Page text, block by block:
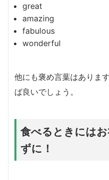
great
amazing
fabulous
wonderful
他にも褒め言葉はありま
ば良いでしょう。
食べるときには
ずに！